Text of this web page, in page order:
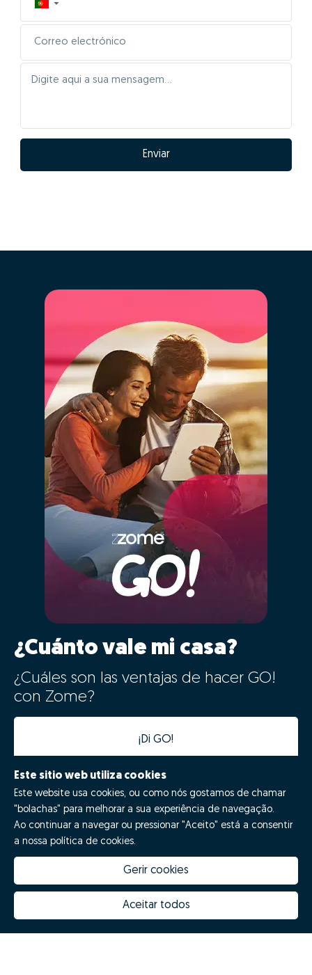
▼
Enviar
¿Cuánto vale mi casa?
¿Cuáles son las ventajas de hacer GO!
con Zome?
¡Di GO!
Porquê escolher a Zome
Inovação Zome
Hubs Zome
Este sitio web utiliza cookies
Este website usa cookies, ou como nós gostamos de chamar
"bolachas" para melhorar a sua experiência de navegação.
Ao continuar a navegar ou pressionar "Aceito" está a consentir
a nossa política de cookies.
Gerir cookies
Aceitar todos